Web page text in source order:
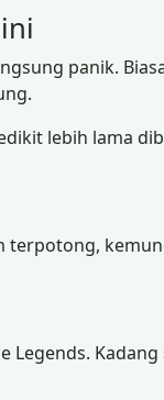
panik.
lebih lama
terpotong,